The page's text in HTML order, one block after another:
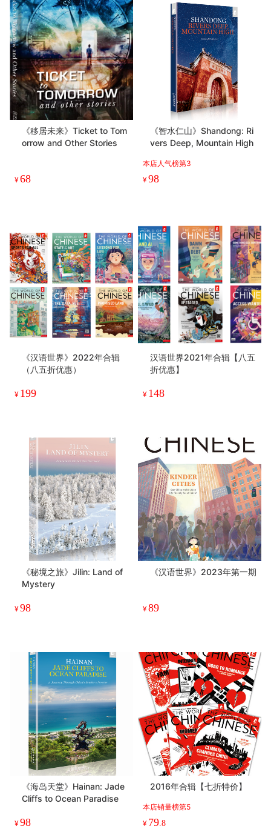
《移居未来》Ticket to Tom
orrow and Other Stories
¥68
《智水仁山》Shandong: Ri
vers Deep, Mountain High
本店人气榜第3
¥98
《汉语世界》2022年合辑
（八五折优惠）
¥ 199
汉语世界2021年合辑【八五
折优惠】
¥ 148
《秘境之旅》Jilin: Land of
Mystery
¥98
《汉语世界》2023年第一期
¥89
《海岛天堂》Hainan: Jade
Cliffs to Ocean Paradise
¥98
2016年合辑【七折特价】
本店销量榜第5
¥ 79 .8